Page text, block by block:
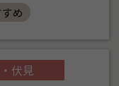
め
伏見